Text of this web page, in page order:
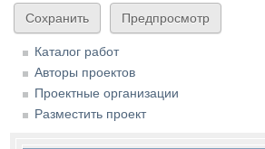
Каталог работ
Авторы проектов
Проектные организации
Разместить проект